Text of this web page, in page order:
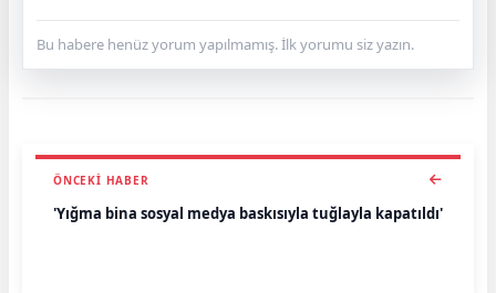
Bu habere henüz yorum yapılmamış. İlk yorumu siz yazın.
ÖNCEKI HABER
'Yığma bina sosyal medya baskısıyla tuğlayla kapatıldı'